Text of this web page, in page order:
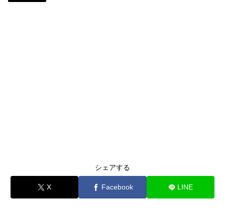
シェアする
X Facebook LINE